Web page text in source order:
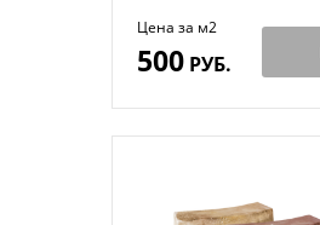
Цена за м2
500РУБ.